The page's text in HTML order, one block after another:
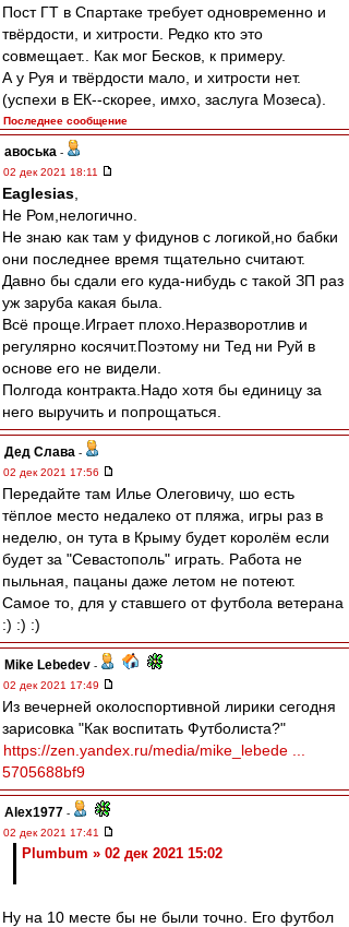
Пост ГТ в Спартаке требует одновременно и
твёрдости, и хитрости. Редко кто это
совмещает.. Как мог Бесков, к примеру.
А у Руя и твёрдости мало, и хитрости нет.
(успехи в ЕК--скорее, имхо, заслуга Мозеса).
Последнее сообщение
авоська -
02 дек 2021 18:11
Eaglesias
Не Ром,нелогично.
Не знаю как там у фидунов с логикой,но бабки
они последнее время тщательно считают.
Давно бы сдали его куда-нибудь с такой ЗП раз
уж заруба какая была.
Всё проще.Играет плохо.Неразворотлив и
регулярно косячит.Поэтому ни Тед ни Руй в
основе его не видели.
Полгода контракта.Надо хотя бы единицу за
него выручить и попрощаться.
Дед Слава -
02 дек 2021 17:56
Передайте там Илье Олеговичу, шо есть
тёплое место недалеко от пляжа, игры раз в
неделю, он тута в Крыму будет королём если
будет за "Севастополь" играть. Работа не
пыльная, пацаны даже летом не потеют.
Самое то, для у ставшего от футбола ветерана
:) :) :)
Mike Lebedev -
02 дек 2021 17:49
Из вечерней околоспортивной лирики сегодня
зарисовка "Как воспитать Футболиста?"
https://zen.yandex.ru/media/mike_lebede ...
5705688bf9
Alex1977 -
02 дек 2021 17:41
Plumbum » 02 дек 2021 15:02
Ну на 10 месте бы не были точно. Его футбол